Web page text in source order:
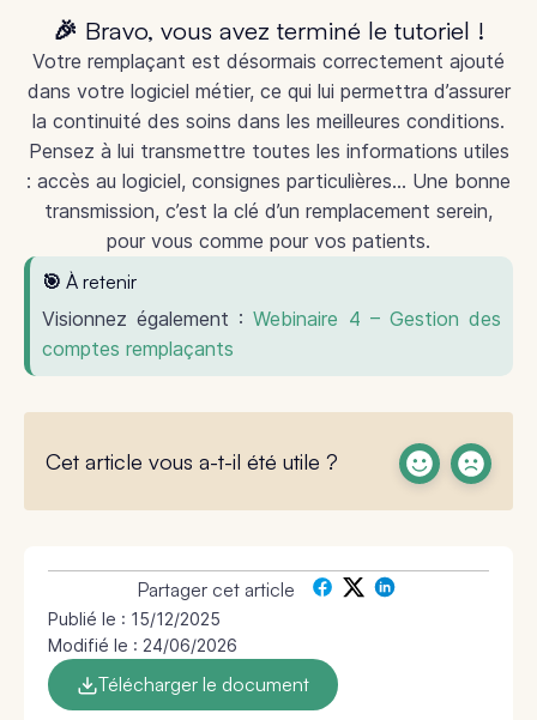
Partager cet article
Publié le : 15/12/2025
Modifié le : 24/06/2026
Télécharger le document
🎉 Bravo, vous avez terminé le tutoriel !
Votre remplaçant est désormais correctement ajouté
dans votre logiciel métier, ce qui lui permettra d’assurer
la continuité des soins dans les meilleures conditions.
Pensez à lui transmettre toutes les informations utiles
: accès au logiciel, consignes particulières… Une bonne
transmission, c’est la clé d’un remplacement serein,
pour vous comme pour vos patients.
🎯 À retenir
Visionnez également :Webinaire 4 – Gestion des
comptes remplaçants
Cet article vous a-t-il été utile ?